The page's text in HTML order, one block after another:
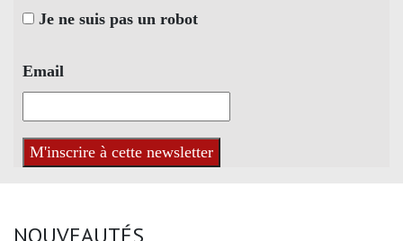
Je ne suis pas un robot
Email